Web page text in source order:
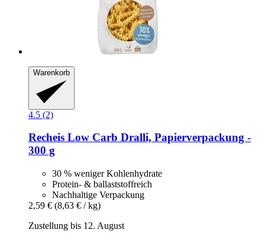
Warenkorb
4.5 (2)
Recheis Low Carb Dralli, Papierverpackung -​
300 g
30 % weniger Kohlenhydrate
Protein- & ballaststoffreich
Nachhaltige Verpackung
2,59 € (8,63 € / kg)
Zustellung bis 12. August